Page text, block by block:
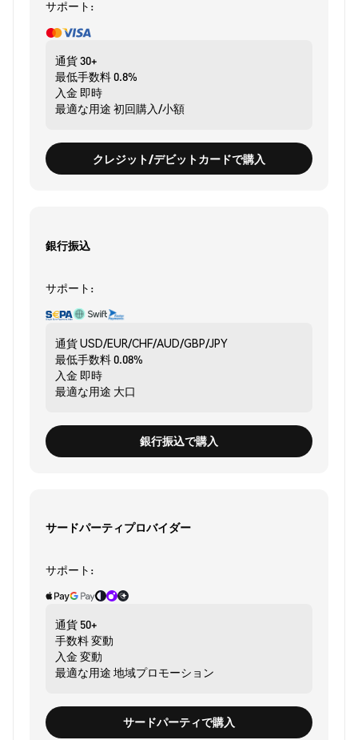
サポート:
通貨30+
最低手数料0.8%
入金 即時
最適な用途 初回購入/小額
クレジット/デビットカードで購入
銀行振込
サポート:
通貨USD/EUR/CHF/AUD/GBP/JPY
最低手数料0.08%
入金 即時
最適な用途 大口
銀行振込で購入
サードパーティプロバイダー
サポート:
通貨 50+
手数料変動
入金 変動
最適な用途 地域プロモーション
サードパーティで購入